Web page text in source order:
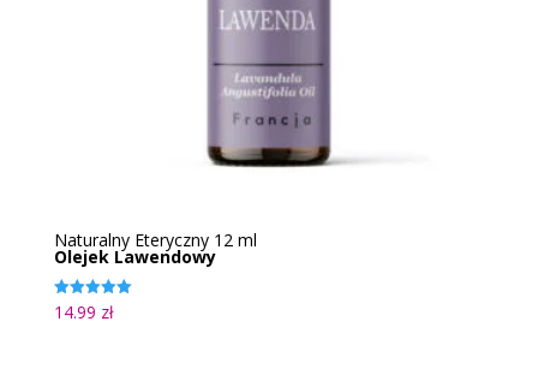
Naturalny Eteryczny 12 ml
Olejek Lawendowy
Oceniono
5.00
14.99 zł